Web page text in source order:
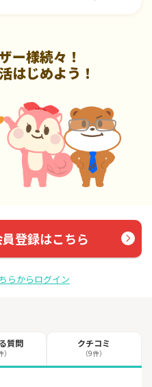
ー様続々！
はじめよう！
登録はこちら
らからログイン
質問
）
クチコミ
（9件）